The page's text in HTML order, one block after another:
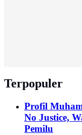
Terpopuler
Profil
No Justice,
Pemilu